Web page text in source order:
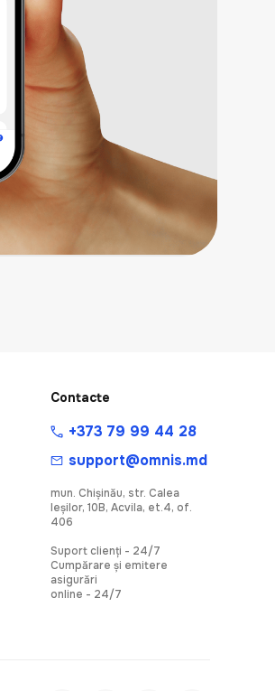
Contacte
+373 79 99 44 28
support@omnis.md
mun. Chişinău, str. Calea
Ieşilor, 10B, Acvila, et.4, of.
406
Suport clienți - 24/7
Cumpărare și emitere
asigurări
online - 24/7